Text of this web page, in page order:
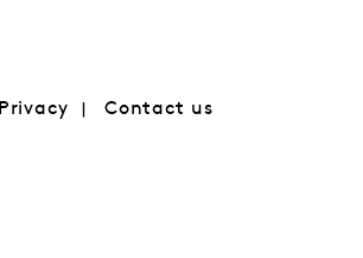
Privacy Contact us